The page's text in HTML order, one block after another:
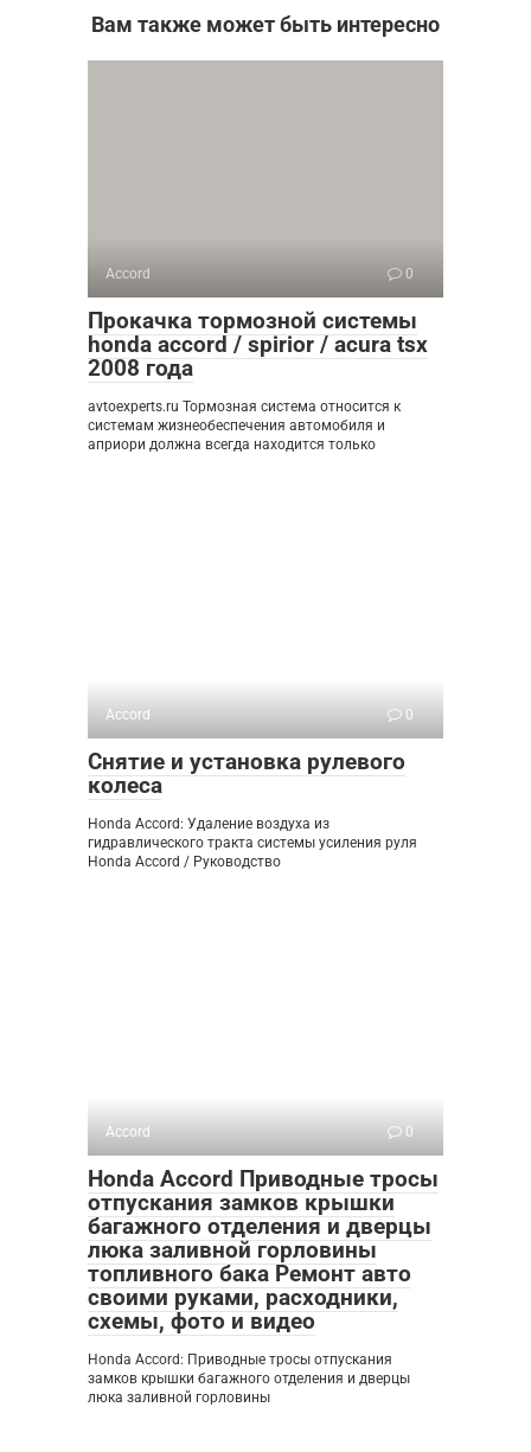
Вам также может быть интересно
Accord 0
Прокачка тормозной системы
honda accord / spirior / acura tsx
2008 года
avtoexperts.ru Тормозная система относится к
системам жизнеобеспечения автомобиля и
априори должна всегда находится только
Accord 0
Снятие и установка рулевого
колеса
Honda Accord: Удаление воздуха из
гидравлического тракта системы усиления руля
Honda Accord / Руководство
Accord 0
Honda Accord Приводные тросы
отпускания замков крышки
багажного отделения и дверцы
люка заливной горловины
топливного бака Ремонт авто
своими руками, расходники,
схемы, фото и видео
Honda Accord: Приводные тросы отпускания
замков крышки багажного отделения и дверцы
люка заливной горловины